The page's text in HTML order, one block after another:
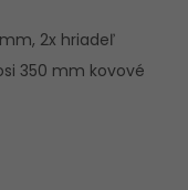
2x hriadeľ
350 mm kovové